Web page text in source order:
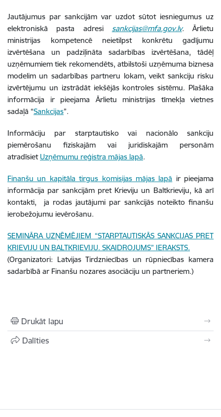
Jautājumus par sankcijām var uzdot sūtot iesniegumus uz
elektroniskā pasta adresi sankcijas@mfa.gov.lv. Ārlietu
ministrijas kompetencē neietilpst konkrētu gadījumu
izvērtēšana un padziļināta sadarbības izvērtēšana, tādēļ
uzņēmumiem tiek rekomendēts, atbilstoši uzņēmuma biznesa
modelim un sadarbības partneru lokam, veikt sankciju risku
izvērtējumu un izstrādāt iekšējās kontroles sistēmu. Plašāka
informācija ir pieejama Ārlietu ministrijas tīmekļa vietnes
sadaļā “Sankcijas”.
Informāciju par starptautisko vai nacionālo sankciju
piemērošanu fiziskajām vai juridiskajām personām
atradīsiet Uzņēmumu reģistra mājas lapā.
Finanšu un kapitāla tirgus komisijas mājas lapā ir pieejama
informācija par sankcijām pret Krieviju un Baltkrieviju, kā arī
kontakti, ja rodas jautājumi par sankcijās noteikto finanšu
ierobežojumu ievērošanu.
SEMINĀRA UZŅĒMĒJIEM “STARPTAUTISKĀS SANKCIJAS PRET
KRIEVIJU UN BALTKRIEVIJU. SKAIDROJUMS” IERAKSTS.
(Organizatori: Latvijas Tirdzniecības un rūpniecības kamera
sadarbībā ar Finanšu nozares asociāciju un partneriem.)
Drukāt lapu
Dalīties